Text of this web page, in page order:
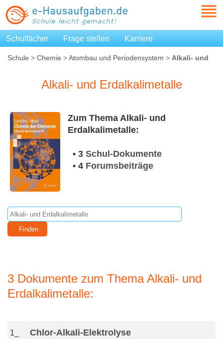
Schulfächer Frage stellen Karriere
Schule > Chemie >Atombau und Periodensystem > Alkali- und
Alkali- und Erdalkalimetalle
Zum Thema Alkali- und
Erdalkalimetalle:
• 3 Schul-Dokumente
• 4 Forumsbeiträge
3 Dokumente zum Thema Alkali- und
Erdalkalimetalle:
1_ Chlor-Alkali-Elektrolyse